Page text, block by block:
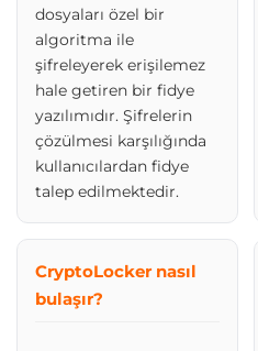
dosyaları özel bir
algoritma ile
şifreleyerek erişilemez
hale getiren bir fidye
yazılımıdır. Şifrelerin
çözülmesi karşılığında
kullanıcılardan fidye
talep edilmektedir.
CryptoLocker nasıl
bulaşır?